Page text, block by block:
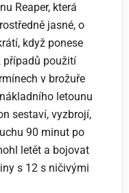
Reaper, která
jasné, o
když ponese
případů použití
v brožuře
letounu
sestaví, vyzbrojí,
90 minut po
letět a bojovat
s 12 s ničivými